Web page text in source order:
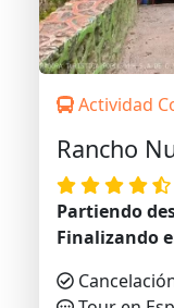
Actividad
Rancho
Partiendo
Finalizando